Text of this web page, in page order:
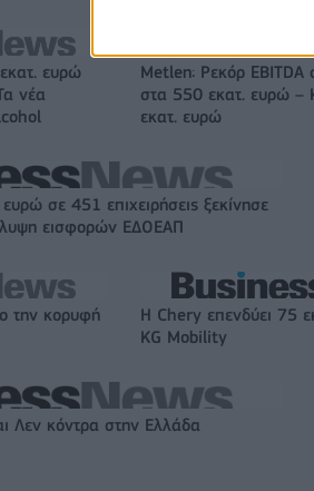
ευρώ
νέα
Metlen: Ρεκόρ EBITDA
στα 550 εκατ. ευρώ –
εκατ. ευρώ
σε 451 επιχειρήσεις ξεκίνησε
εισφορών ΕΔΟΕΑΠ
την κορυφή
Η Chery επενδύει 75
KG Mobility
Λεν κόντρα στην Ελλάδα